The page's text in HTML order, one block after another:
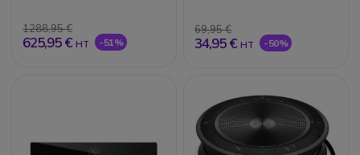
1288,95 €
625,95 € HT -51%
69,95 €
34,95 € HT -50%